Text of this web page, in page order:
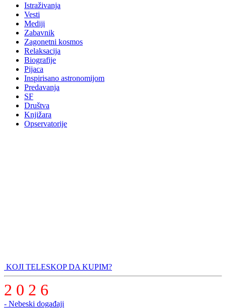
Istraživanja
Vesti
Mediji
Zabavnik
Zagonetni kosmos
Relaksacija
Biografije
Pijaca
Inspirisano astronomijom
Predavanja
SF
Društva
Knjižara
Opservatorije
KOJI TELESKOP DA KUPIM?
2 0 2 6
- Nebeski događaji